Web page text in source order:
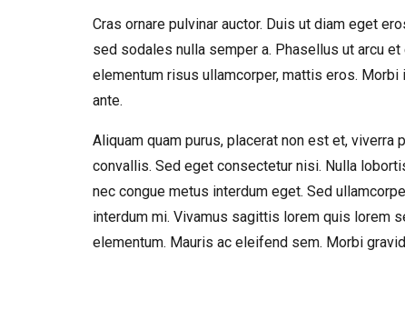
Cras ornare pulvinar auctor. Duis ut diam eget
sed sodales nulla semper a. Phasellus ut arcu
elementum risus ullamcorper, mattis eros.
ante.
Aliquam quam purus, placerat non est et,
convallis. Sed eget consectetur nisi. Nulla
nec congue metus interdum eget. Sed
interdum mi. Vivamus sagittis lorem quis lorem
elementum. Mauris ac eleifend sem. Morbi